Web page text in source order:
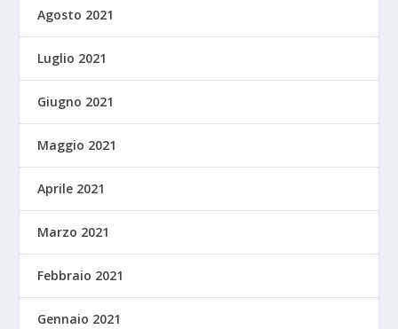
Agosto 2021
Luglio 2021
Giugno 2021
Maggio 2021
Aprile 2021
Marzo 2021
Febbraio 2021
Gennaio 2021